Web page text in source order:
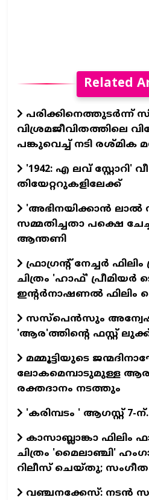
Related
പരിക്കിനെത്തുടർന്ന്
വിശ്രമജീവിതത്തിലെ
പങ്കുവെച്ച് നടി രശ്മിക
'1942: എ ലവ് സ്റ്റോറി'
തിയേറ്ററുകളിലേക്ക്
'അഭിനയിക്കാന്‍ ലാല്‍
സമ്മതിച്ചതാ പക്ഷെ
ആന്തണി
ഫ്രാഗ്രന്റ് നേച്ചര്‍
ചിത്രം 'ഹാഫ്' പ്രീമിയര്‍
ഇന്റര്‍നാഷണല്‍ ഫിലിം
സസ്പെന്‍സും
'ആര'ത്തിന്റെ ഫസ്റ്റ്
മമ്മൂട്ടിയുടെ
ലോകമെമ്പാടുമുള്ള
രക്തദാനം നടത്തും
'കരിമ്പടം ' ആഗസ്റ്റ് 7-ന്.
കാസാബ്ലാങ്കാ
ചിത്രം 'മൈലാഞ്ചി'
റിലീസ് ചെയ്തു;
വഞ്ചനക്കേസ്: നടന്‍